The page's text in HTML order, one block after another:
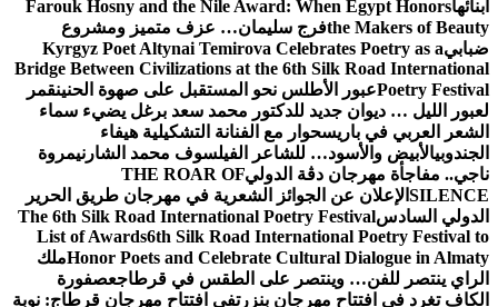
أبنائهاFarouk Hosny and the Nile Award: When Egypt Honors
the Makers of Beautyفرج سليمان… عزف متميز ومشروع
ضبابيKyrgyz Poet Altynai Temirova Celebrates Poetry as a
Bridge Between Civilizations at the 6th Silk Road International
Poetry Festivalعبور الأطلس نحو المستقبل على صهوة الحنينقمر
لعبور الليل … ديوان جديد للدكتور محمد سعد برغل يضيء سماء
الشعر العربي في باريسحوار مع الفنانة التشكيلية هيفاء
الجندوبيالأبيض والأسود… للشاعر الفيلسوف محمد الشارنيمروة
ناجي.. مفاجأة مهرجان دڨة الدوليTHE ROAR OF
SILENCE الإعلان عن الجوائز الشعرية في مهرجان طريق الحرير
الدولي السادسThe 6th Silk Road International Poetry Festival
List of Awards6th Silk Road International Poetry Festival to
Honor Poets and Celebrate Cultural Dialogue in Almatyملك
الراي ينتصر للفن… وينتصر على الطقس في قرطاجعصفورة
الكاف تغرد في افتتاح مهرجان بنزرتفي افتتاح مهرجان قرطاج: نوبة